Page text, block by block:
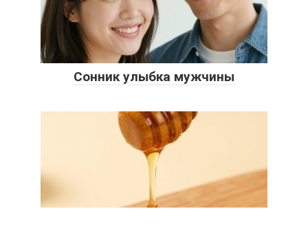
Сонник улыбка мужчины